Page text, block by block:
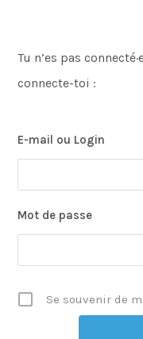
Tu n’es pas
connecte-toi :
E-mail ou Login
Mot de passe
Se souvenir de